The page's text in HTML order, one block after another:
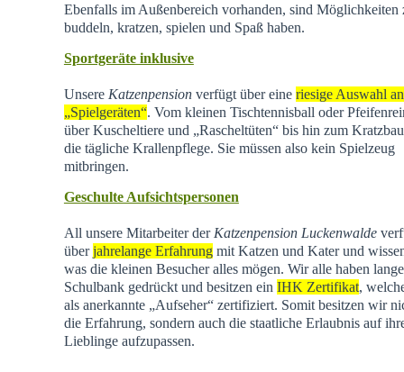
Ebenfalls im Außenbereich vorhanden, sind Möglichkeiten
buddeln, kratzen, spielen und Spaß haben.
Sportgeräte inklusive
Unsere Katzenpensionverfügt über eine riesige Auswahl an
„Spielgeräten“. Vom kleinen Tischtennisball oder
über Kuscheltiere und „Rascheltüten“ bis hin zum
die tägliche Krallenpflege. Sie müssen also kein Spielzeug
mitbringen.
Geschulte Aufsichtspersonen
All unsere Mitarbeiter der Katzenpension Luckenwalde
überjahrelange Erfahrungmit Katzen und Kater und
was die kleinen Besucher alles mögen. Wir alle haben
Schulbank gedrückt und besitzen ein IHK Zertifikat,
als anerkannte „Aufseher“ zertifiziert. Somit besitzen wir
die Erfahrung, sondern auch die staatliche Erlaubnis auf
Lieblinge aufzupassen.